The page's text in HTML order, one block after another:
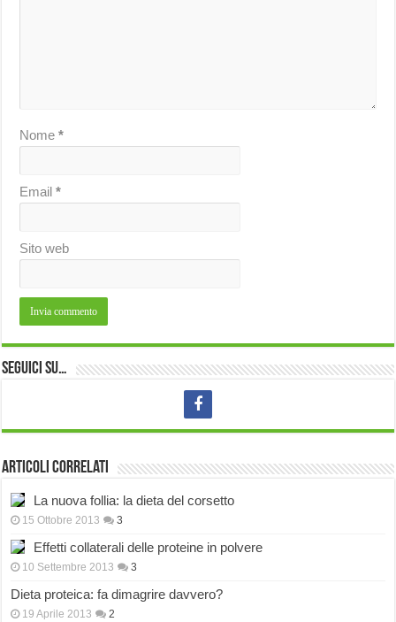
Nome*
Email*
Sito web
Seguici su…
Articoli correlati
La nuova follia: la dieta del corsetto
15 Ottobre 2013 3
Effetti collaterali delle proteine in polvere
10 Settembre 2013 3
Dieta proteica: fa dimagrire davvero?
19 Aprile 2013 2